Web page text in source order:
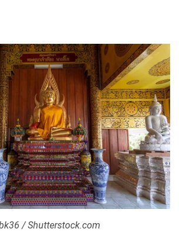
/ Shutterstock.com